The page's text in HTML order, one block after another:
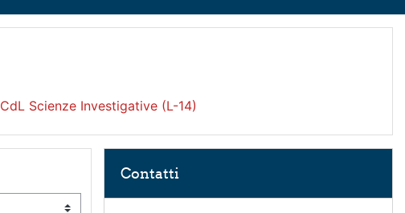
CdL Scienze Investigative (L-14)
Contatti